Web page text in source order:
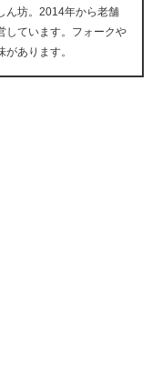
ん坊。2014年から老舗
しています。フォークや
あります。